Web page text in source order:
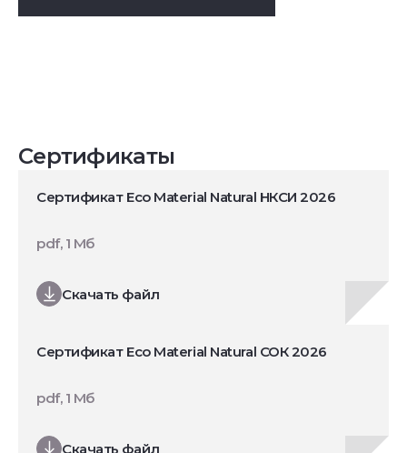
Сертификаты
Сертификат Eco Material Natural НКСИ 2026
Скачать файл
pdf, 1 Мб
Сертификат Eco Material Natural СОК 2026
Скачать файл
pdf, 1 Мб